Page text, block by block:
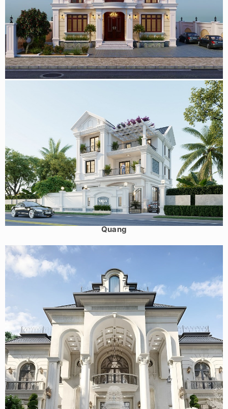
Mẫu biệt thự 2 tầng tân cổ điển kiểu Pháp 400m2 đẹp tại
Đồng Nai
Mẫu biệt thự tân cổ điển 3 tầng mái thái 240m2 tại Tuyên
Quang
Mẫu biệt thự tân cổ điển 2 tầng kiểu Pháp 1000m2 đẳng
cấp tại Huế